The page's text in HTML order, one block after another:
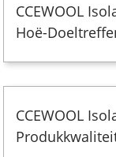
CCEWOOL
Hoë-
CCEWOOL